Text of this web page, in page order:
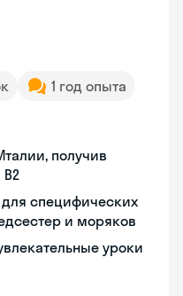
1 год опыта
получив
В2
специфических
и моряков
уроки